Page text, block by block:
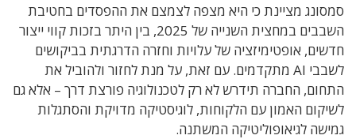
סמסונג מציינת כי היא מצפה לצמצם את ההפסדים בחטיבת
השבבים במחצית השנייה של 2025, בין היתר בזכות קווי ייצור
חדשים, אופטימיזציה של עלויות וחזרה הדרגתית בביקושים
לשבבי AI מתקדמים. עם זאת, על מנת לחזור ולהוביל את
התחום, החברה תידרש לא רק לטכנולוגיה פורצת דרך – אלא גם
לשיקום האמון עם הלקוחות, לוגיסטיקה מדויקת והסתגלות
גמישה לגיאופוליטיקה המשתנה.